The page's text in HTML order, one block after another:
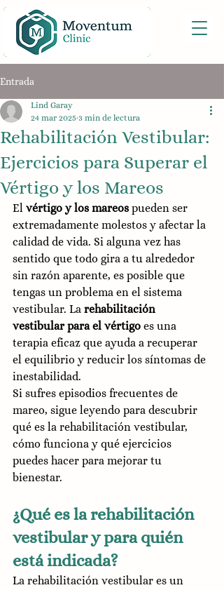
Entrada
Rehabilitación Vestibular:
Ejercicios para Superar el
Vértigo y los Mareos
Lind Garay
24 mar 2025 3 min de lectura
El vértigo y los mareos pueden ser
extremadamente molestos y afectar la
calidad de vida. Si alguna vez has
sentido que todo gira a tu alrededor
sin razón aparente, es posible que
tengas un problema en el sistema
vestibular. La rehabilitación
vestibular para el vértigo es una
terapia eficaz que ayuda a recuperar
el equilibrio y reducir los síntomas de
inestabilidad.
Si sufres episodios frecuentes de
mareo, sigue leyendo para descubrir
qué es la rehabilitación vestibular,
cómo funciona y qué ejercicios
puedes hacer para mejorar tu
bienestar.
¿Qué es la rehabilitación
vestibular y para quién
está indicada?
La rehabilitación vestibular es un